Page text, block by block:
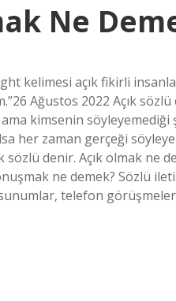
Ne
kelimesi açık fikirli
Ağustos 2022 Açık
kimsenin
her zaman gerçeği
denir. Açık olmak ne
ne demek? Sözlü
telefon